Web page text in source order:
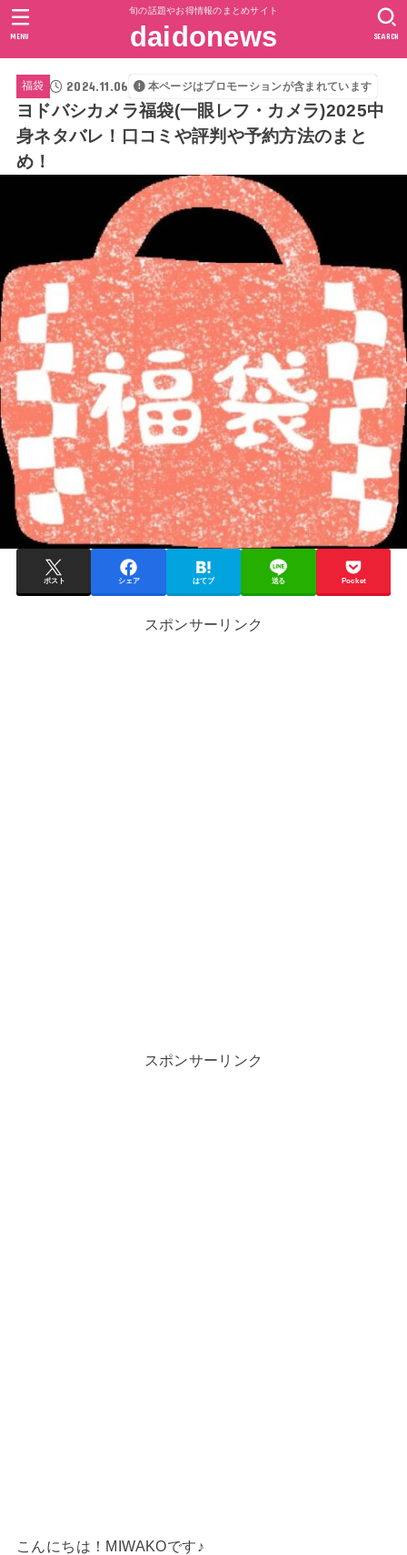
旬の話題やお得情報のまとめサイト
daidonews SEARCH
MENU
福袋 2024.11.06 本ページはプロモーションが含まれています
ヨドバシカメラ福袋(一眼レフ・カメラ)2025中
身ネタバレ！口コミや評判や予約方法のまと
め！
ポスト シェア はてブ 送る Pocket
スポンサーリンク
スポンサーリンク
こんにちは！MIWAKOです♪